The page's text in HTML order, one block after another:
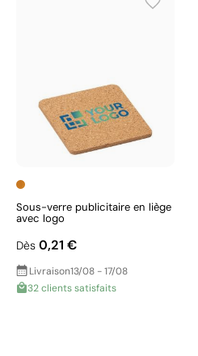
Sous-verre publicitaire en liège
avec logo
Dès 0,21 €
Livraison13/08 - 17/08
32 clients satisfaits